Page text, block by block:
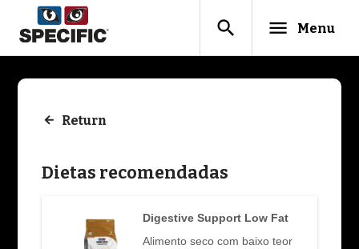
search menu Menu
Return
Dietas recomendadas
Digestive Support Low Fat
Alimento seco com baixo teor